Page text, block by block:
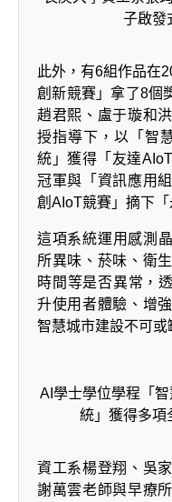
子啟發
此外，有6組作品在
創新競賽」拿了8個
趙君熙、盧于璇和
授指導下，以「智
統」獲得「友達
冠軍與「資訊應用
創AIoT競賽」摘下
這項系統運用感測
所異味、菸味、衛
時間等是否異常，
升使用者體驗、增
智慧城市建設不可或
AI學士學位學程「
統」獲得多項
資工系楊登翔、吳
謝萬雲老師與早療